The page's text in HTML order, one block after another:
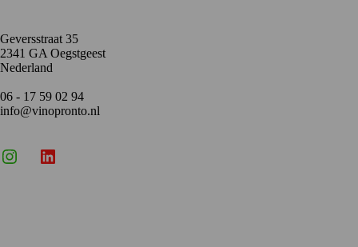
Geversstraat 35
2341 GA Oegstgeest
Nederland
06 - 17 59 02 94
info@vinopronto.nl
InstagramLinkedIn